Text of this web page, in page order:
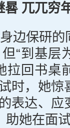
晷 兀兀穷
边保研
“到基层
拉回书桌
时，她惊
表达、应
助她在面